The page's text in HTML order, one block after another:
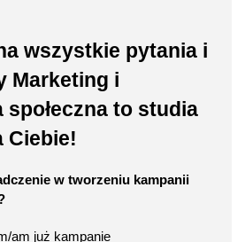
wszystkie pytania i
Marketing i
społeczna to studia
Ciebie!
w tworzeniu kampanii
am już kampanie